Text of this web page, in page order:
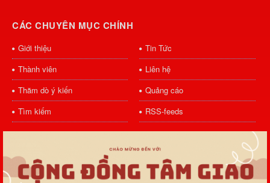
CÁC CHUYÊN MỤC CHÍNH
Giới thiệu
Tin Tức
Thành viên
Liên hệ
Thăm dò ý kiến
Quảng cáo
Tìm kiếm
RSS-feeds